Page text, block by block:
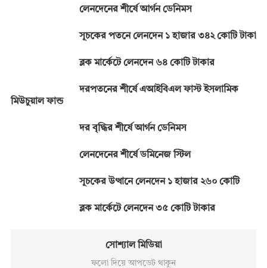
লেনদেনের শীর্ষে আর্গন ডেনিমস
সূচকের পতনে লেনদেন ১ হাজার ৩৪২ কোটি টাকা
ব্লক মার্কেটে লেনদেন ৬৪ কোটি টাকার
দরপতনের শীর্ষে এআইবিএল ফাস্ট ইসলামিক
মিউচুয়াল ফান্ড
দর বৃদ্ধির শীর্ষে আর্গন ডেনিমস
লেনদেনের শীর্ষে ডমিনেজ স্টিল
সূচকের উত্থানে লেনদেন ১ হাজার ২৬০ কোটি
ব্লক মার্কেটে লেনদেন ৩৫ কোটি টাকার
সোশ্যাল মিডিয়া
ফলো দিয়ে আপডেট থাকুন